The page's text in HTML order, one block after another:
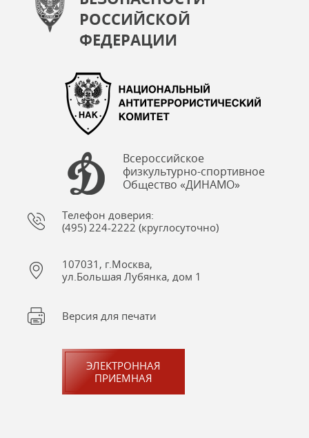
РОССИЙСКОЙ
ФЕДЕРАЦИИ
Всероссийское
физкультурно-спортивное
Общество «ДИНАМО»
Телефон доверия:
(495) 224-2222 (круглосуточно)
107031, г.Москва,
ул.Большая Лубянка, дом 1
Версия для печати
ЭЛЕКТРОННАЯ
ПРИЕМНАЯ